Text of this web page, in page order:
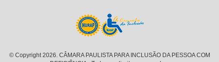
© Copyright 2026. CÂMARA PAULISTA PARA INCLUSÃO DA PESSOA COM